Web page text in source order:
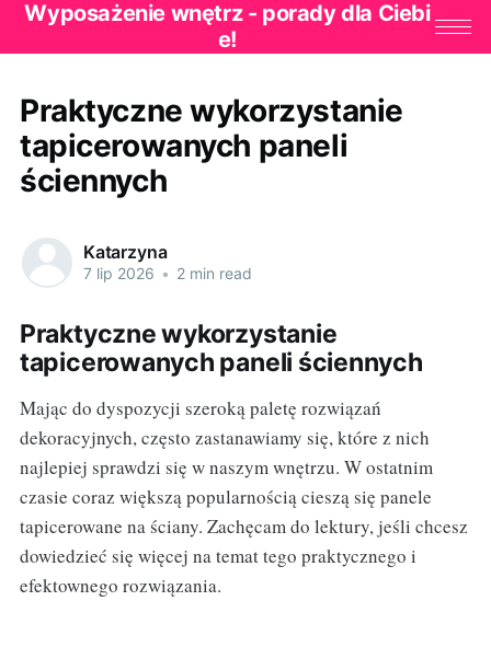
Wyposażenie wnętrz - porady dla Ciebi
e!
Praktyczne wykorzystanie
tapicerowanych paneli
ściennych
Katarzyna
7 lip 2026 • 2 min read
Praktyczne wykorzystanie
tapicerowanych paneli ściennych
Mając do dyspozycji szeroką paletę rozwiązań
dekoracyjnych, często zastanawiamy się, które z nich
najlepiej sprawdzi się w naszym wnętrzu. W ostatnim
czasie coraz większą popularnością cieszą się panele
tapicerowane na ściany. Zachęcam do lektury, jeśli chcesz
dowiedzieć się więcej na temat tego praktycznego i
efektownego rozwiązania.